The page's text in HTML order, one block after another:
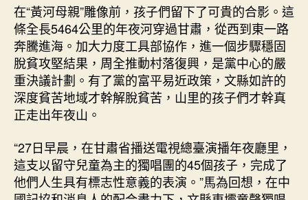
在“黃河母親”雕像前，孩子們留下了可貴的合影。這
條全長5464公里的年夜河穿過甘肅，從西到東一路
奔騰進海。加大力度工具部協作，進一個步驟穩固
脫貧攻堅結果，周全推動村落復興，是黨中心的嚴
重決議計劃。有了黨的富平易近政策，文縣如許的
深度貧苦地域才幹解脫貧苦，山里的孩子們才幹真
正走出年夜山。
“27日早晨，在甘肅省播送電視總臺演播年夜廳里，
這支以留守兒童為主的獨唱團的45個孩子，完成了
他們人生具有標志性意義的表演。”馬為回想，在中